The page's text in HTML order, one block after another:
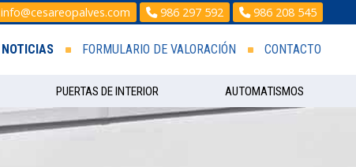
info@cesareopalves.com 986 297 592 986 208 545
NOTICIAS FORMULARIO DE VALORACIÓN CONTACTO
PUERTAS DE INTERIOR AUTOMATISMOS